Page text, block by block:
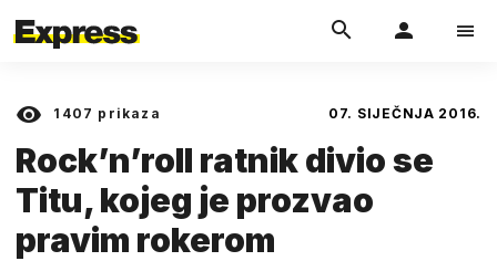
1407 prikaza 07. SIJEČNJA 2016.
Rock’n’roll ratnik divio se
Titu, kojeg je prozvao
pravim rokerom